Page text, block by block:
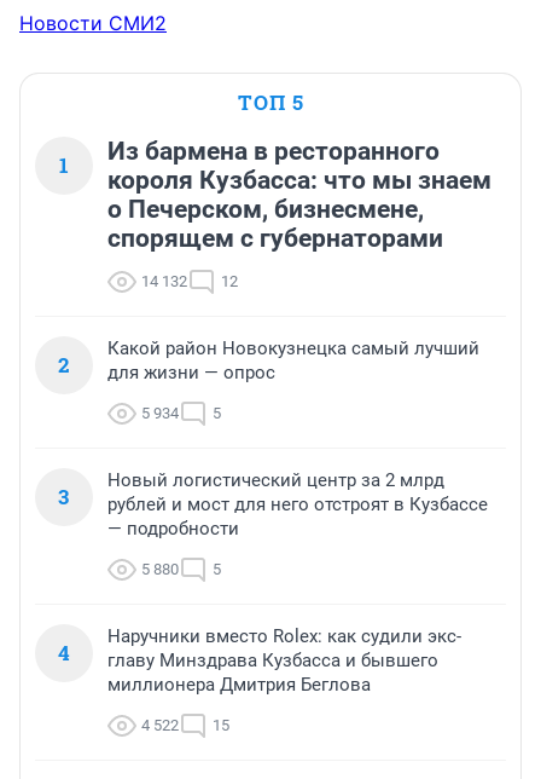
Новости СМИ2
ТОП 5
1
Из бармена в ресторанного
короля Кузбасса: что мы знаем
о Печерском, бизнесмене,
спорящем с губернаторами
14 132 12
2
Какой район Новокузнецка самый лучший
для жизни — опрос
5 934 5
3
Новый логистический центр за 2 млрд
рублей и мост для него отстроят в Кузбассе
— подробности
5 880 5
4
Наручники вместо Rolex: как судили экс-
главу Минздрава Кузбасса и бывшего
миллионера Дмитрия Беглова
4 522 15